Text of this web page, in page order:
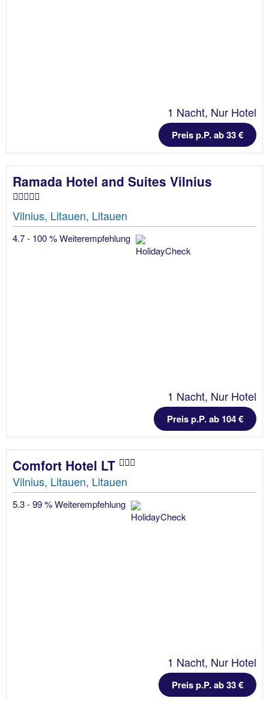
1 Nacht, Nur Hotel
Preis p.P. ab 33 €
Ramada Hotel and Suites Vilnius
Vilnius, Litauen, Litauen
4.7 - 100 % Weiterempfehlung
1 Nacht, Nur Hotel
Preis p.P. ab 104 €
Comfort Hotel LT
Vilnius, Litauen, Litauen
5.3 - 99 % Weiterempfehlung
1 Nacht, Nur Hotel
Preis p.P. ab 33 €